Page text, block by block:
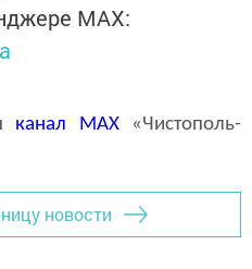
MАХ:
канал MAX«Чистополь-
новости